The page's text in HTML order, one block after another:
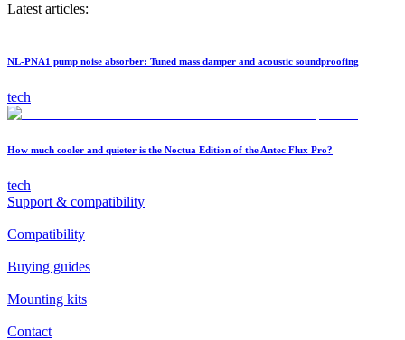
Latest articles:
NL-PNA1 pump noise absorber: Tuned mass damper and acoustic soundproofing
tech
How much cooler and quieter is the Noctua Edition of the Antec Flux Pro?
tech
Support & compatibility
Compatibility
Buying guides
Mounting kits
Contact